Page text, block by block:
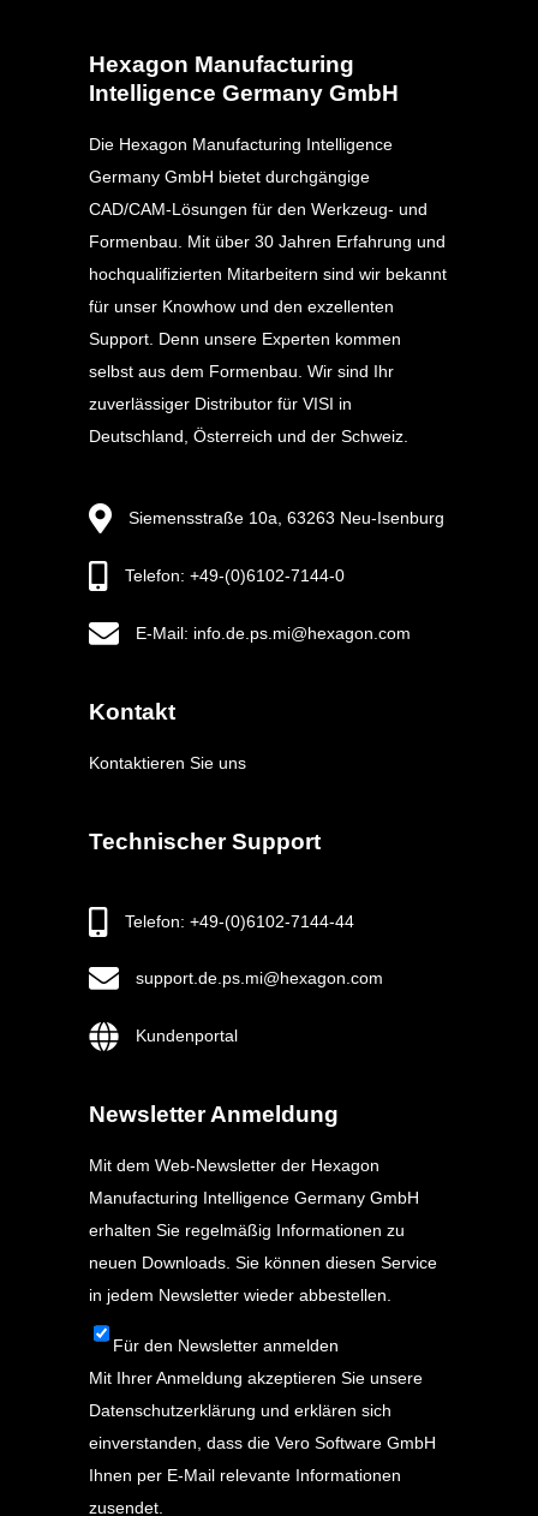
Hexagon Manufacturing
Intelligence Germany GmbH
Die Hexagon Manufacturing Intelligence
Germany GmbH bietet durchgängige
CAD/CAM-Lösungen für den Werkzeug- und
Formenbau. Mit über 30 Jahren Erfahrung und
hochqualifizierten Mitarbeitern sind wir bekannt
für unser Knowhow und den exzellenten
Support. Denn unsere Experten kommen
selbst aus dem Formenbau. Wir sind Ihr
zuverlässiger Distributor für VISI in
Deutschland, Österreich und der Schweiz.
Siemensstraße 10a, 63263 Neu-Isenburg
Telefon: +49-(0)6102-7144-0
E-Mail: info.de.ps.mi@hexagon.com
Kontakt
Kontaktieren Sie uns
Technischer Support
Telefon: +49-(0)6102-7144-44
support.de.ps.mi@hexagon.com
Kundenportal
Newsletter Anmeldung
Mit dem Web-Newsletter der Hexagon
Manufacturing Intelligence Germany GmbH
erhalten Sie regelmäßig Informationen zu
neuen Downloads. Sie können diesen Service
in jedem Newsletter wieder abbestellen.
Für den Newsletter anmelden
Mit Ihrer Anmeldung akzeptieren Sie unsere
Datenschutzerklärung und erklären sich
einverstanden, dass die Vero Software GmbH
Ihnen per E-Mail relevante Informationen
zusendet.